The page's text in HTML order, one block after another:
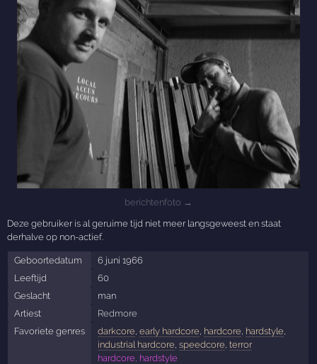
berichtenfoto →
Deze gebruiker is al geruime tijd niet meer langsgeweest en staat
derhalve op non-actief.
Geboortedatum
6 juni 1966
Leeftijd
60
Geslacht
man
Artiest
Redmore
Favoriete genres
darkcore early hardcore hardcore hardstyle
industrial hardcore speedcore terror
hardcore, hardstyle